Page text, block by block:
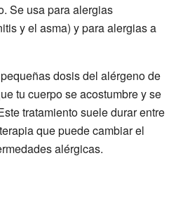
Se usa para alergias
y el asma) y para alergias a
dosis del alérgeno de
tu cuerpo se acostumbre y se
tratamiento suele durar entre
que puede cambiar el
alérgicas.